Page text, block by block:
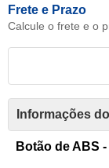
Frete e Prazo
Calcule o frete e o
Informações
Botão de ABS